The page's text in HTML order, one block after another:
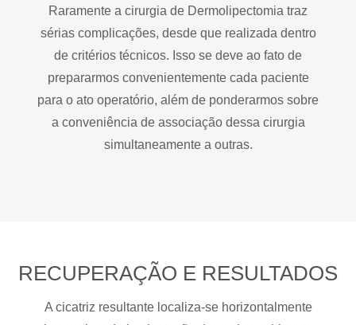
Raramente a cirurgia de Dermolipectomia traz
sérias complicações, desde que realizada dentro
de critérios técnicos. Isso se deve ao fato de
prepararmos convenientemente cada paciente
para o ato operatório, além de ponderarmos sobre
a conveniência de associação dessa cirurgia
simultaneamente a outras.
RECUPERAÇÃO E RESULTADOS
A cicatriz resultante localiza-se horizontalmente